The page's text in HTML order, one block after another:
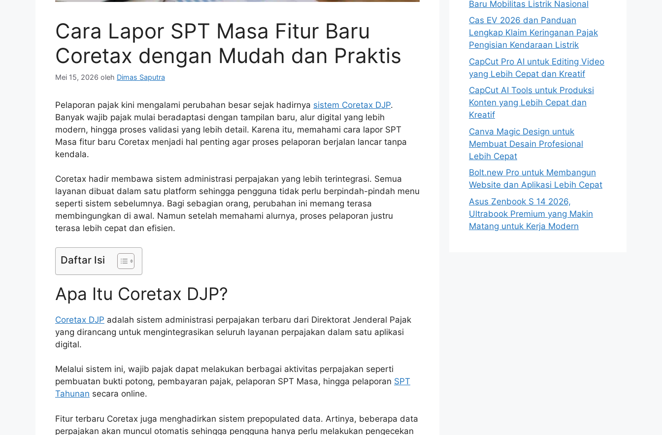
Cara Lapor SPT Masa Fitur Baru
Coretax dengan Mudah dan Praktis
Mei 15, 2026 oleh Dimas Saputra
Pelaporan pajak kini mengalami perubahan besar sejak hadirnya sistem Coretax DJP.
Banyak wajib pajak mulai beradaptasi dengan tampilan baru, alur digital yang lebih
modern, hingga proses validasi yang lebih detail. Karena itu, memahami cara lapor SPT
Masa fitur baru Coretax menjadi hal penting agar proses pelaporan berjalan lancar tanpa
kendala.
Coretax hadir membawa sistem administrasi perpajakan yang lebih terintegrasi. Semua
layanan dibuat dalam satu platform sehingga pengguna tidak perlu berpindah-pindah menu
seperti sistem sebelumnya. Bagi sebagian orang, perubahan ini memang terasa
membingungkan di awal. Namun setelah memahami alurnya, proses pelaporan justru
terasa lebih cepat dan efisien.
Daftar Isi
Apa Itu Coretax DJP?
Coretax DJP adalah sistem administrasi perpajakan terbaru dari Direktorat Jenderal Pajak
yang dirancang untuk mengintegrasikan seluruh layanan perpajakan dalam satu aplikasi
digital.
Melalui sistem ini, wajib pajak dapat melakukan berbagai aktivitas perpajakan seperti
pembuatan bukti potong, pembayaran pajak, pelaporan SPT Masa, hingga pelaporan SPT
Tahunan secara online.
Fitur terbaru Coretax juga menghadirkan sistem prepopulated data. Artinya, beberapa data
perpajakan akan muncul otomatis sehingga pengguna hanya perlu melakukan pengecekan
Baru Mobilitas Listrik Nasional
Cas EV 2026 dan Panduan
Lengkap Klaim Keringanan Pajak
Pengisian Kendaraan Listrik
CapCut Pro AI untuk Editing Video
yang Lebih Cepat dan Kreatif
CapCut AI Tools untuk Produksi
Konten yang Lebih Cepat dan
Kreatif
Canva Magic Design untuk
Membuat Desain Profesional
Lebih Cepat
Bolt.new Pro untuk Membangun
Website dan Aplikasi Lebih Cepat
Asus Zenbook S 14 2026,
Ultrabook Premium yang Makin
Matang untuk Kerja Modern